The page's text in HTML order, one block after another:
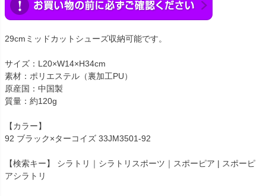
29cmミッドカットシューズ収納可能です。
サイズ：L20×W14×H34cm
素材：ポリエステル（裏加工PU）
原産国：中国製
質量：約120g
【カラー】
92 ブラック×ターコイズ 33JM3501-92
【検索キー】 シラトリ｜シラトリスポーツ｜スポーピア | スポーピ
アシラトリ